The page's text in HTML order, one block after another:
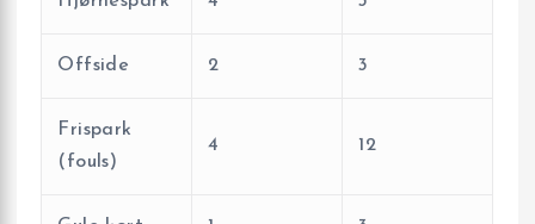
Offside 2 3
Frispark
(fouls)
4 12